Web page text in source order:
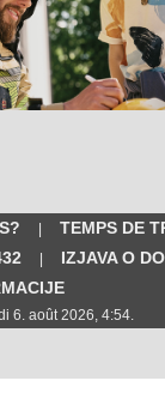
|
TEMPS DE
|
IZJAVA O
6. août 2026, 4:54.